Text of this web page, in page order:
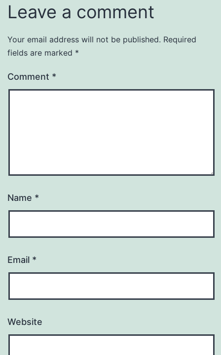
Leave a comment
Your email address will not be published. Required
fields are marked *
Comment *
Name *
Email *
Website